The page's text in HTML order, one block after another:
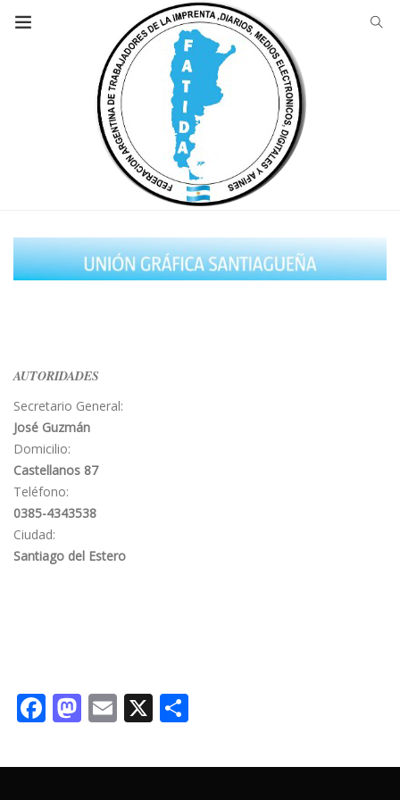
AUTORIDADES
Secretario General:
José Guzmán
Domicilio:
Castellanos 87
Teléfono:
0385-4343538
Ciudad:
Santiago del Estero
Facebook
Mastodon
Email
X